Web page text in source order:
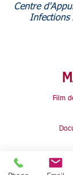
Centre
Infections
Film